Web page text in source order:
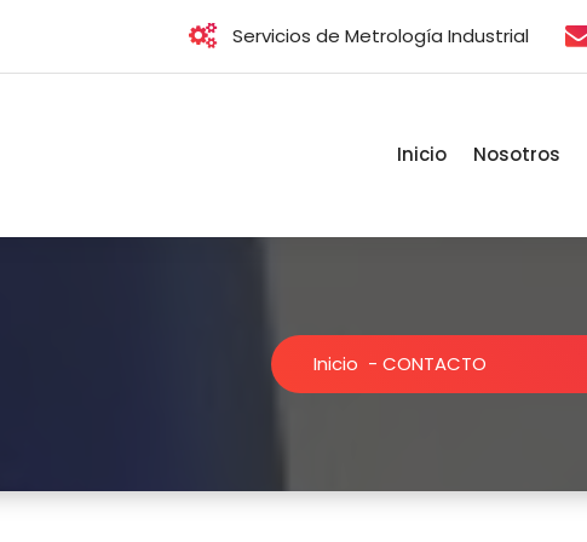
Servicios de Metrología Industrial
Inicio Nosotros
Inicio - CONTACTO